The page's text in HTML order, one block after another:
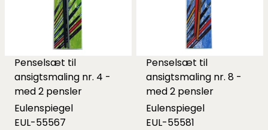
Penselsæt til
ansigtsmaling nr. 4 -
med 2 pensler
Eulenspiegel
EUL-55567
Penselsæt til
ansigtsmaling nr. 8 -
med 2 pensler
Eulenspiegel
EUL-55581